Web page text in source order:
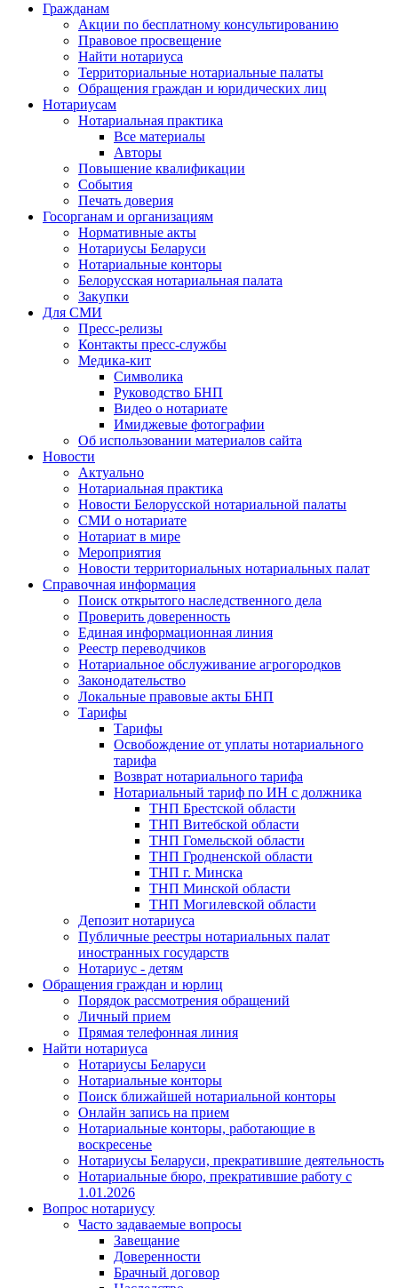
Гражданам
Акции по бесплатному консультированию
Правовое просвещение
Найти нотариуса
Территориальные нотариальные палаты
Обращения граждан и юридических лиц
Нотариусам
Нотариальная практика
Все материалы
Авторы
Повышение квалификации
События
Печать доверия
Госорганам и организациям
Нормативные акты
Нотариусы Беларуси
Нотариальные конторы
Белорусская нотариальная палата
Закупки
Для СМИ
Пресс-релизы
Контакты пресс-службы
Медика-кит
Символика
Руководство БНП
Видео о нотариате
Имиджевые фотографии
Об использовании материалов сайта
Новости
Актуально
Нотариальная практика
Новости Белорусской нотариальной палаты
СМИ о нотариате
Нотариат в мире
Мероприятия
Новости территориальных нотариальных палат
Справочная информация
Поиск открытого наследственного дела
Проверить доверенность
Единая информационная линия
Реестр переводчиков
Нотариальное обслуживание агрогородков
Законодательство
Локальные правовые акты БНП
Тарифы
Тарифы
Освобождение от уплаты нотариального
тарифа
Возврат нотариального тарифа
Нотариальный тариф по ИН с должника
ТНП Брестской области
ТНП Витебской области
ТНП Гомельской области
ТНП Гродненской области
ТНП г. Минска
ТНП Минской области
ТНП Могилевской области
Депозит нотариуса
Публичные реестры нотариальных палат
иностранных государств
Нотариус - детям
Обращения граждан и юрлиц
Порядок рассмотрения обращений
Личный прием
Прямая телефонная линия
Найти нотариуса
Нотариусы Беларуси
Нотариальные конторы
Поиск ближайшей нотариальной конторы
Онлайн запись на прием
Нотариальные конторы, работающие в
воскресенье
Нотариусы Беларуси, прекратившие деятельность
Нотариальные бюро, прекратившие работу с
1.01.2026
Вопрос нотариусу
Часто задаваемые вопросы
Завещание
Доверенности
Брачный договор